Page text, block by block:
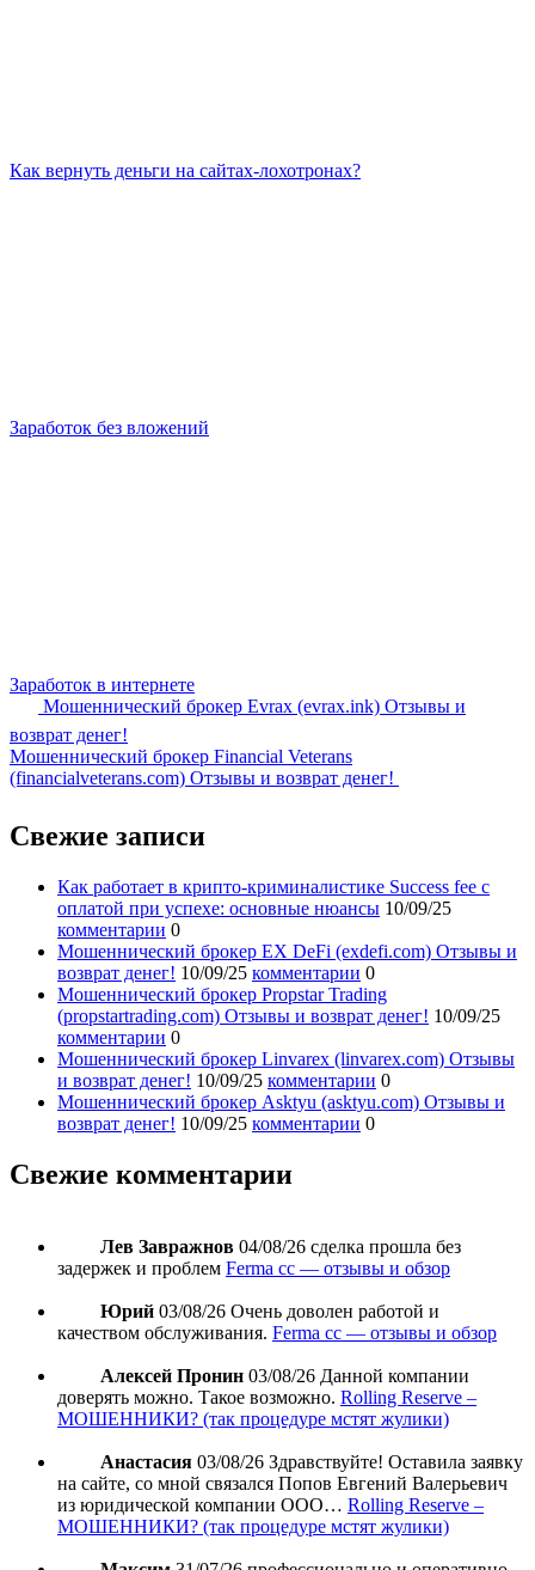
Как вернуть деньги на сайтах-лохотронах?
Заработок без вложений
Заработок в интернете
Мошеннический брокер Evrax (evrax.ink) Отзывы и
возврат денег!
Мошеннический брокер Financial Veterans
(financialveterans.com) Отзывы и возврат денег!
Свежие записи
Как работает в крипто-криминалистике Success fee с
оплатой при успехе: основные нюансы 10/09/25
комментарии 0
Мошеннический брокер EX DeFi (exdefi.com) Отзывы и
возврат денег! 10/09/25 комментарии 0
Мошеннический брокер Propstar Trading
(propstartrading.com) Отзывы и возврат денег! 10/09/25
комментарии 0
Мошеннический брокер Linvarex (linvarex.com) Отзывы
и возврат денег! 10/09/25 комментарии 0
Мошеннический брокер Asktyu (asktyu.com) Отзывы и
возврат денег! 10/09/25 комментарии 0
Свежие комментарии
Лев Завражнов 04/08/26 сделка прошла без
задержек и проблем Ferma cc — отзывы и обзор
Юрий 03/08/26 Очень доволен работой и
качеством обслуживания. Ferma cc — отзывы и обзор
Алексей Пронин 03/08/26 Данной компании
доверять можно. Такое возможно. Rolling Reserve –
МОШЕННИКИ? (так процедуре мстят жулики)
Анастасия 03/08/26 Здравствуйте! Оставила заявку
на сайте, со мной связался Попов Евгений Валерьевич
из юридической компании ООО… Rolling Reserve –
МОШЕННИКИ? (так процедуре мстят жулики)